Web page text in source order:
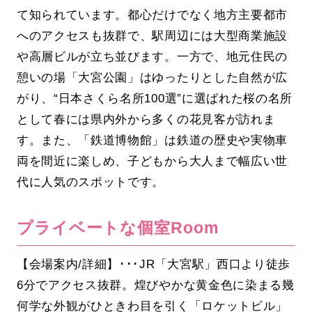
て知られています。都心だけでなく地方主要都市
へのアクセスも抜群で、駅周辺には大型商業施設
や高層ビルが立ち並びます。一方で、地元住民の
憩いの場「大宮公園」はゆったりとした自然が広
がり、“日本さくら名所100選”に選ばれた桜の名所
として春には県内外から多くの花見客が訪れま
す。また、「鉄道博物館」は鉄道の歴史や実物車
両を間近に楽しめ、子どもから大人まで幅広い世
代に人気のスポットです。
プライベートな個室Room
【会場案内/詳細】･･･JR「大宮駅」西口より徒歩
6分でアクセス抜群。煌びやかな黄金色に染まる幾
何学な外観がひときわ目を引く「ロケットビル」